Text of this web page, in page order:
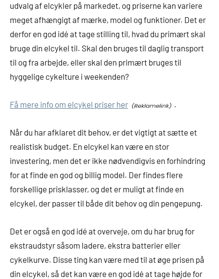
udvalg af elcykler på markedet, og priserne kan variere
meget afhængigt af mærke, model og funktioner. Det er
derfor en god idé at tage stilling til, hvad du primært skal
bruge din elcykel til. Skal den bruges til daglig transport
til og fra arbejde, eller skal den primært bruges til
hyggelige cykelture i weekenden?
Få mere info om elcykel priser her .
Når du har afklaret dit behov, er det vigtigt at sætte et
realistisk budget. En elcykel kan være en stor
investering, men det er ikke nødvendigvis en forhindring
for at finde en god og billig model. Der findes flere
forskellige prisklasser, og det er muligt at finde en
elcykel, der passer til både dit behov og din pengepung.
Det er også en god idé at overveje, om du har brug for
ekstraudstyr såsom ladere, ekstra batterier eller
cykelkurve. Disse ting kan være med til at øge prisen på
din elcykel, så det kan være en god idé at tage højde for